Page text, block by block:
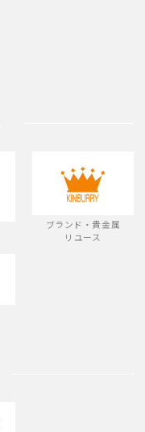
ブランド・貴金属
リユース